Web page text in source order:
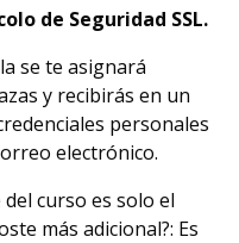
de Seguridad SSL.
se te asignará
y recibirás en un
personales
electrónico.
del curso es solo el
más adicional?: Es